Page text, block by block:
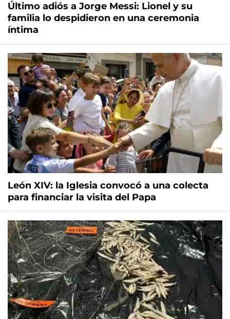
Último adiós a Jorge Messi: Lionel y su
familia lo despidieron en una ceremonia
íntima
León XIV: la Iglesia convocó a una colecta
para financiar la visita del Papa